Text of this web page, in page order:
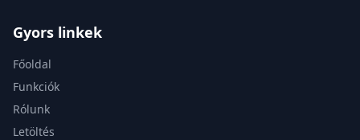
Gyors linkek
Főoldal
Funkciók
Rólunk
Letöltés